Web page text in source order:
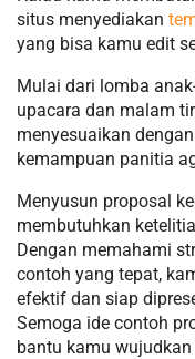
situs menyediakan
yang bisa kamu edit
Mulai dari lomba
upacara dan malam
menyesuaikan
kemampuan panitia
Menyusun proposal
membutuhkan
Dengan memahami
contoh yang tepat,
efektif dan siap
Semoga ide contoh
bantu kamu